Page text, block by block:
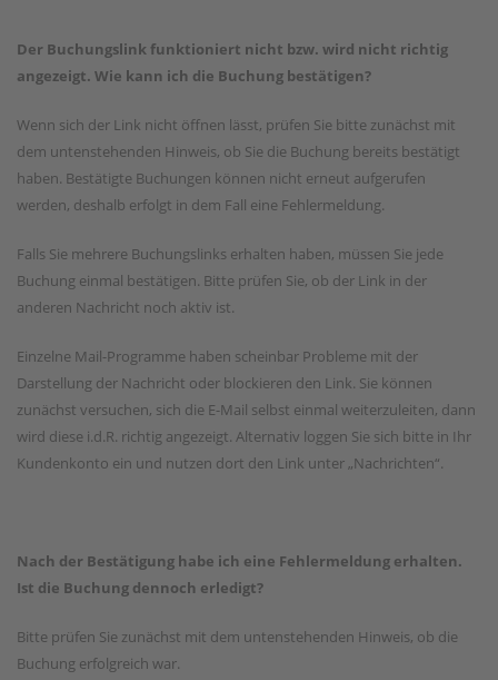
Der Buchungslink funktioniert nicht bzw. wird nicht richtig
angezeigt. Wie kann ich die Buchung bestätigen?
Wenn sich der Link nicht öffnen lässt, prüfen Sie bitte zunächst mit
dem untenstehenden Hinweis, ob Sie die Buchung bereits bestätigt
haben. Bestätigte Buchungen können nicht erneut aufgerufen
werden, deshalb erfolgt in dem Fall eine Fehlermeldung.
Falls Sie mehrere Buchungslinks erhalten haben, müssen Sie jede
Buchung einmal bestätigen. Bitte prüfen Sie, ob der Link in der
anderen Nachricht noch aktiv ist.
Einzelne Mail-Programme haben scheinbar Probleme mit der
Darstellung der Nachricht oder blockieren den Link. Sie können
zunächst versuchen, sich die E-Mail selbst einmal weiterzuleiten, dann
wird diese i.d.R. richtig angezeigt. Alternativ loggen Sie sich bitte in Ihr
Kundenkonto ein und nutzen dort den Link unter „Nachrichten“.
Nach der Bestätigung habe ich eine Fehlermeldung erhalten.
Ist die Buchung dennoch erledigt?
Bitte prüfen Sie zunächst mit dem untenstehenden Hinweis, ob die
Buchung erfolgreich war.